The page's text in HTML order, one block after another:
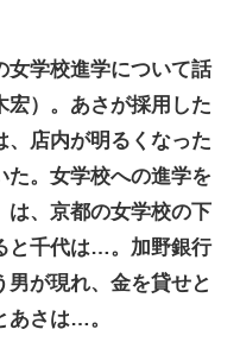
女学校進学について話
宏）。あさが採用した
、店内が明るくなった
た。女学校への進学を
は、京都の女学校の下
と千代は…。加野銀行
が現れ、金を貸せと
あさは…。